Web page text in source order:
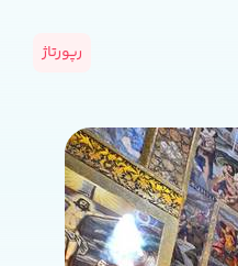
رپورتاژ